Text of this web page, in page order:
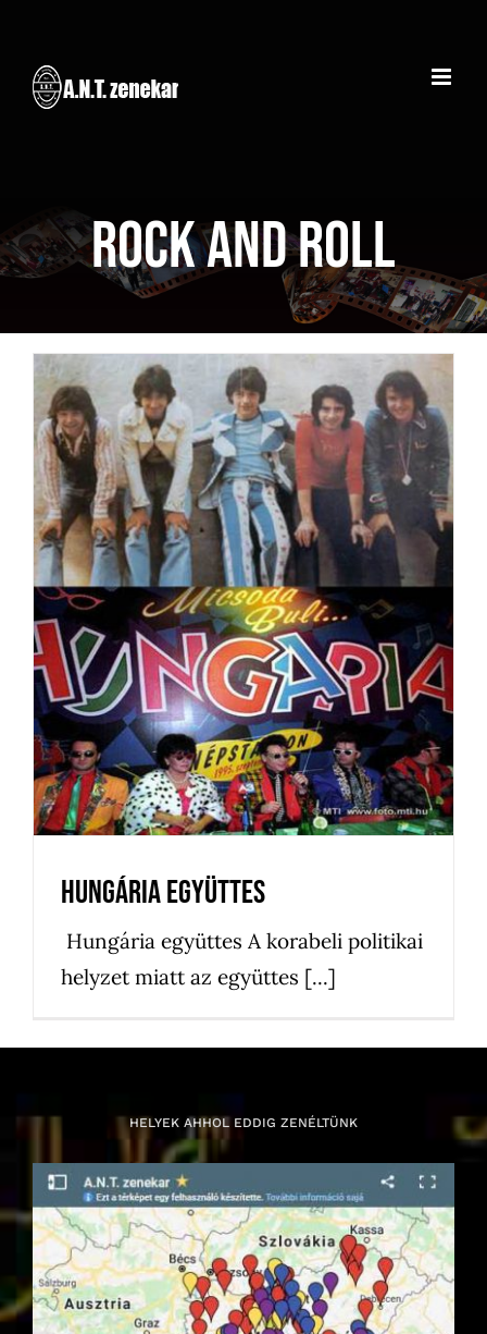
Rock and roll
Hungária együttes
Bejegyzés Kedvenceink Újdonságok
Hungária együttes
Hungária együttes A korabeli politikai
helyzet miatt az együttes [...]
HELYEK AHHOL EDDIG ZENÉLTÜNK